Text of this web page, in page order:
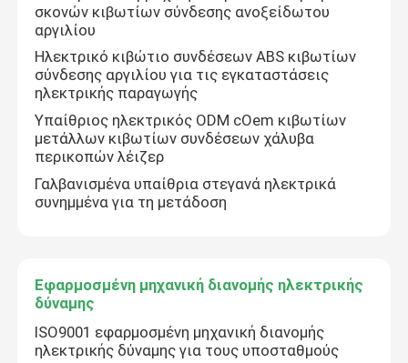
Μηχανισμός διανομής χαμηλής τάσης
Συμπαγής υποσταθμός μετασχηματιστών
Κιβώτιο διανομής ηλεκτρικής δύναμης
Ηλεκτρικό Busduct
Δίσκος ηλεκτρικών καλωδίων
σκονών κιβωτίων σύνδεσης ανοξείδωτου
αργιλίου
Ηλεκτρικό κιβώτιο συνδέσεων ABS κιβωτίων
σύνδεσης αργιλίου για τις εγκαταστάσεις
ηλεκτρικής παραγωγής
Υπαίθριος ηλεκτρικός ODM cOem κιβωτίων
μετάλλων κιβωτίων συνδέσεων χάλυβα
περικοπών λέιζερ
Γαλβανισμένα υπαίθρια στεγανά ηλεκτρικά
συνημμένα για τη μετάδοση
Εφαρμοσμένη μηχανική διανομής ηλεκτρικής
δύναμης
ISO9001 εφαρμοσμένη μηχανική διανομής
ηλεκτρικής δύναμης για τους υποσταθμούς